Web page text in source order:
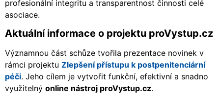
profesionální integritu a transparentnost činnosti celé
asociace.
Aktuální informace o projektu proVystup.cz
Významnou část schůze tvořila prezentace novinek v
rámci projektu Zlepšení přístupu k postpenitenciární
péči. Jeho cílem je vytvořit funkční, efektivní a snadno
využitelný online nástroj proVystup.cz.